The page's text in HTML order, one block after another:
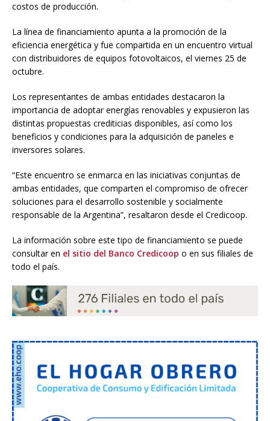
costos de producción.
La línea de financiamiento apunta a la promoción de la
eficiencia energética y fue compartida en un encuentro virtual
con distribuidores de equipos fotovoltaicos, el viernes 25 de
octubre.
Los representantes de ambas entidades destacaron la
importancia de adoptar energías renovables y expusieron las
distintas propuestas crediticias disponibles, así como los
beneficios y condiciones para la adquisición de paneles e
inversores solares.
“Este encuentro se enmarca en las iniciativas conjuntas de
ambas entidades, que comparten el compromiso de ofrecer
soluciones para el desarrollo sostenible y socialmente
responsable de la Argentina”, resaltaron desde el Credicoop.
La información sobre este tipo de financiamiento se puede
consultar en el sitio del Banco Credicoop o en sus filiales de
todo el país.